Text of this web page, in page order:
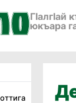
ГӀалгӀай
юкъара